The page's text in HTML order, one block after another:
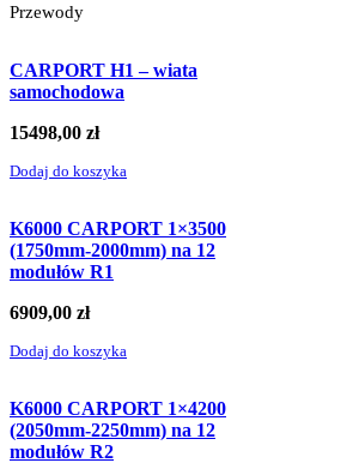
Przewody
CARPORT H1 – wiata
samochodowa
15498,00 zł
Dodaj do koszyka
K6000 CARPORT 1×3500
(1750mm-2000mm) na 12
modułów R1
6909,00 zł
Dodaj do koszyka
K6000 CARPORT 1×4200
(2050mm-2250mm) na 12
modułów R2